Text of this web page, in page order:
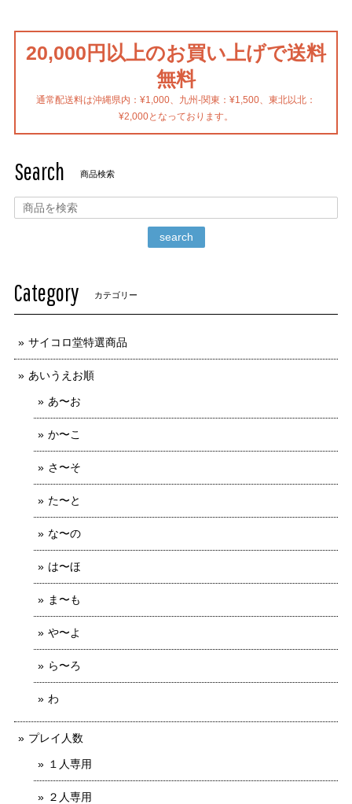
20,000円以上のお買い上げで送料
無料
通常配送料は沖縄県内：¥1,000、九州-関東：¥1,500、東北以北：
¥2,000となっております。
Search 商品検索
search
Category カテゴリー
サイコロ堂特選商品
あいうえお順
あ〜お
か〜こ
さ〜そ
た〜と
な〜の
は〜ほ
ま〜も
や〜よ
ら〜ろ
わ
プレイ人数
１人専用
２人専用